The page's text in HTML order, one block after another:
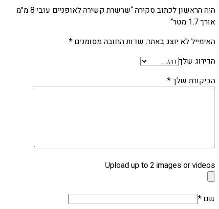
היה הראשון לכתוב סקירה “שרשרת קשירה לאופניים עובי 8 מ"מ
אורך 1.7 מטר”
האימייל לא יוצג באתר. שדות החובה מסומנים *
הדירוג שלך
הביקורת שלך*
Upload up to 2 images or videos
שם *